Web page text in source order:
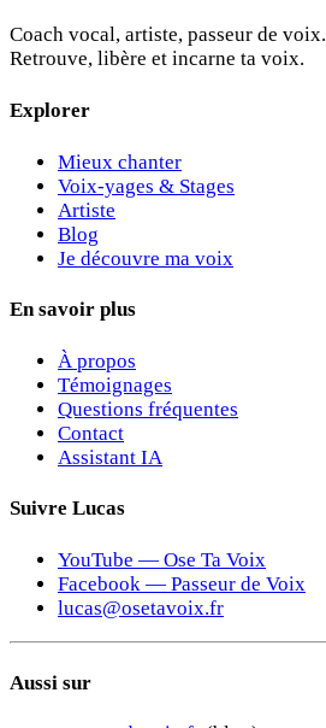
Coach vocal, artiste, passeur de voix.
Retrouve, libère et incarne ta voix.
Explorer
Mieux chanter
Voix-yages & Stages
Artiste
Blog
Je découvre ma voix
En savoir plus
À propos
Témoignages
Questions fréquentes
Contact
Assistant IA
Suivre Lucas
YouTube — Ose Ta Voix
Facebook — Passeur de Voix
lucas@osetavoix.fr
Aussi sur